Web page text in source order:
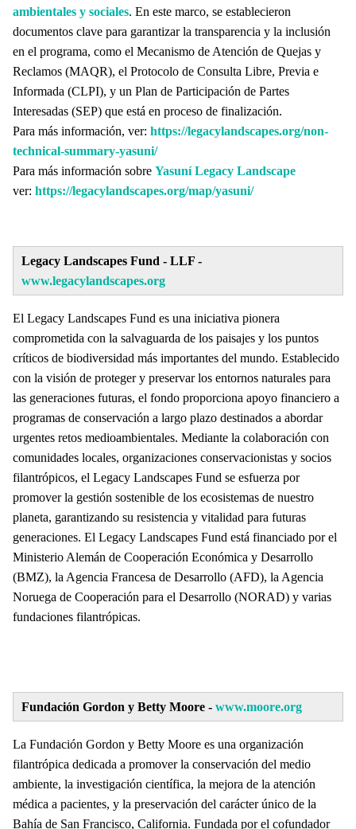
ambientales y sociales. En este marco, se establecieron
documentos clave para garantizar la transparencia y la inclusión
en el programa, como el Mecanismo de Atención de Quejas y
Reclamos (MAQR), el Protocolo de Consulta Libre, Previa e
Informada (CLPI), y un Plan de Participación de Partes
Interesadas (SEP) que está en proceso de finalización.
Para más información, ver: https://legacylandscapes.org/non-
technical-summary-yasuni/
Para más información sobre Yasuní Legacy Landscape
ver: https://legacylandscapes.org/map/yasuni/
Legacy Landscapes Fund - LLF -
www.legacylandscapes.org
El Legacy Landscapes Fund es una iniciativa pionera
comprometida con la salvaguarda de los paisajes y los puntos
críticos de biodiversidad más importantes del mundo. Establecido
con la visión de proteger y preservar los entornos naturales para
las generaciones futuras, el fondo proporciona apoyo financiero a
programas de conservación a largo plazo destinados a abordar
urgentes retos medioambientales. Mediante la colaboración con
comunidades locales, organizaciones conservacionistas y socios
filantrópicos, el Legacy Landscapes Fund se esfuerza por
promover la gestión sostenible de los ecosistemas de nuestro
planeta, garantizando su resistencia y vitalidad para futuras
generaciones. El Legacy Landscapes Fund está financiado por el
Ministerio Alemán de Cooperación Económica y Desarrollo
(BMZ), la Agencia Francesa de Desarrollo (AFD), la Agencia
Noruega de Cooperación para el Desarrollo (NORAD) y varias
fundaciones filantrópicas.
Fundación Gordon y Betty Moore - www.moore.org
La Fundación Gordon y Betty Moore es una organización
filantrópica dedicada a promover la conservación del medio
ambiente, la investigación científica, la mejora de la atención
médica a pacientes, y la preservación del carácter único de la
Bahía de San Francisco, California. Fundada por el cofundador